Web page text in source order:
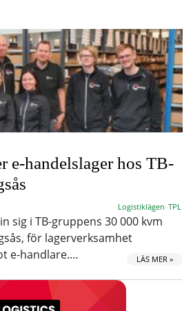
e-handelslager hos TB-
Logistiklägen TPL
sig i TB-gruppens 30 000 kvm
för lagerverksamhet
e-handlare.…
LÄS MER »